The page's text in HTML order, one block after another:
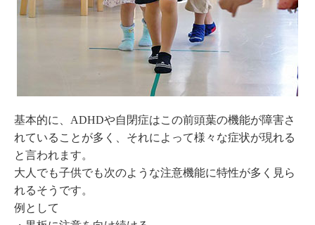
基本的に、ADHDや自閉症はこの前頭葉の機能が障害さ
れていることが多く、それによって様々な症状が現れる
と言われます。
大人でも子供でも次のような注意機能に特性が多く見ら
れるそうです。
例として